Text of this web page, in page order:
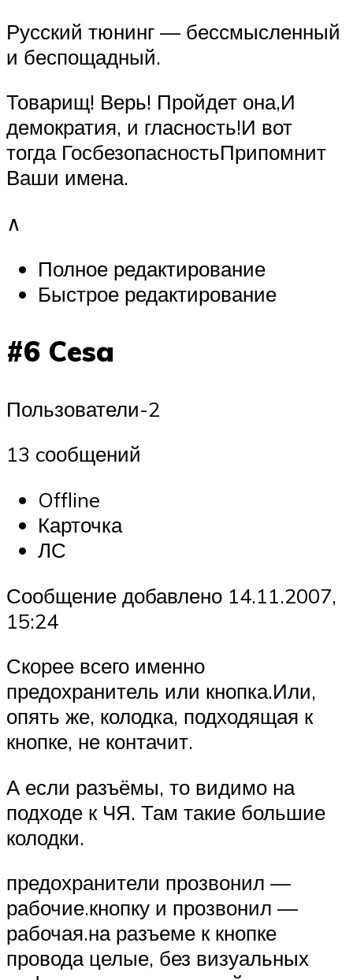
Русский тюнинг — бессмысленный
и беспощадный.
Товарищ! Верь! Пройдет она,И
демократия, и гласность!И вот
тогда ГосбезопасностьПрипомнит
Ваши имена.
∧
Полное редактирование
Быстрое редактирование
#6 Cesa
Пользователи-2
13 cообщений
Offline
Карточка
ЛС
Сообщение добавлено 14.11.2007,
15:24
Скорее всего именно
предохранитель или кнопка.Или,
опять же, колодка, подходящая к
кнопке, не контачит.
А если разъёмы, то видимо на
подходе к ЧЯ. Там такие большие
колодки.
предохранители прозвонил —
рабочие.кнопку и прозвонил —
рабочая.на разъеме к кнопке
провода целые, без визуальных